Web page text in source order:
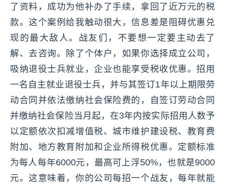
了资料，成功为他补办了手续，拿回了近万元的税
款。这个案例给我触动很大，信息差是阻碍优惠兑
现的最大敌人。战友们，不要想一定要主动去了
解、去咨询。除了个体户，如果你选择成立公司，
吸纳退役士兵就业，企业也能享受税收优惠。招用
一名自主就业退役士兵，并与其签订1年以上期限劳
动合同并依法缴纳社会保险费的，自签订劳动合同
并缴纳社会保险当月起，在3年内按实际招用人数予
以定额依次扣减增值税、城市维护建设税、教育费
附加、地方教育附加和企业所得税优惠。定额标准
为每人每年6000元，最高可上浮50%，也就是9000
元。这意味着，你的公司每招一个战友，每年就能